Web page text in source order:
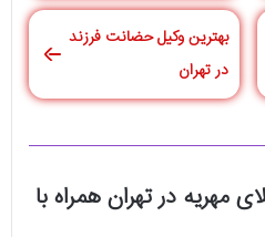
بهترین وکیل حضانت فرزند
مهریه در تهران همراه با